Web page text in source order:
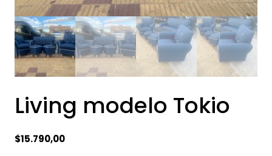
Living modelo Tokio
$15.790,00